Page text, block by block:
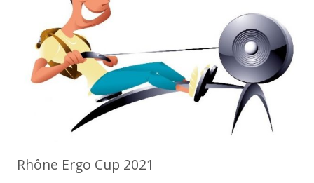
Rhône Ergo Cup 2021